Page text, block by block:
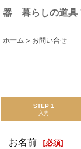
器 暮らしの道具
ホーム > お問い合せ
STEP 1
入力
お名前 [必須]